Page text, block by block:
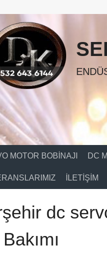
MOTOR BOBINAJI DC
İLETIŞIM
dc